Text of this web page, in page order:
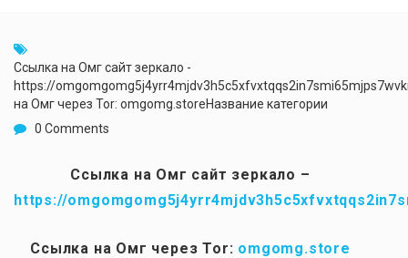
Ссылка на Омг сайт зеркало -
https://
на Омг через Tor: omgomg.storeНазвание категории
0 Comments
Ссылка на Омг сайт зеркало –
https://
Ссылка на Омг через Tor: omgomg.store